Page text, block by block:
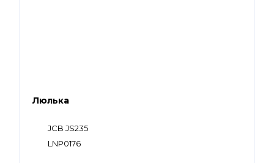
Люлька
JCB JS235
LNP0176